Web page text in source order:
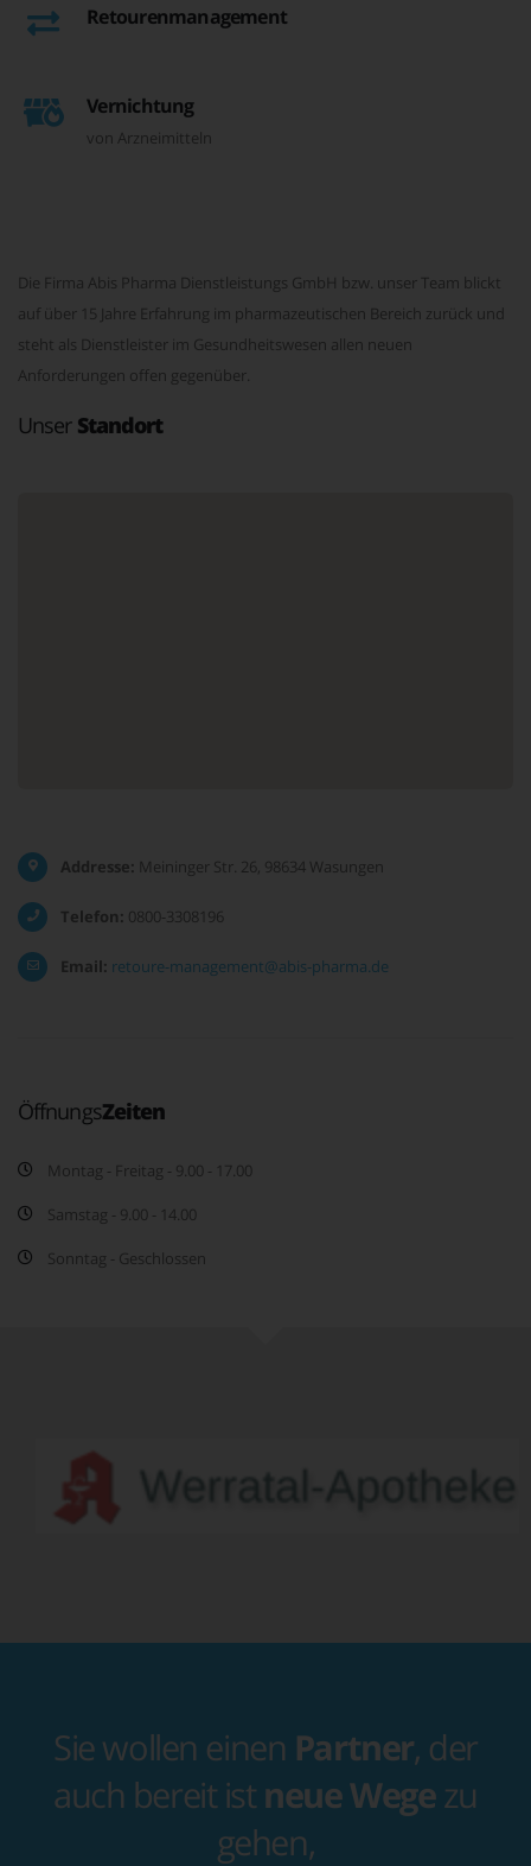
Retourenmanagement
Vernichtung
von Arzneimitteln
Die Firma Abis Pharma Dienstleistungs GmbH bzw. unser Team blickt
auf über 15 Jahre Erfahrung im pharmazeutischen Bereich zurück und
steht als Dienstleister im Gesundheitswesen allen neuen
Anforderungen offen gegenüber.
Unser Standort
Addresse: Meininger Str. 26, 98634 Wasungen
Telefon: 0800-3308196
Email: retoure-management@abis-pharma.de
ÖffnungsZeiten
Montag - Freitag - 9.00 - 17.00
Samstag - 9.00 - 14.00
Sonntag - Geschlossen
Sie wollen einen Partner, der
auch bereit ist neue Wegezu
gehen,